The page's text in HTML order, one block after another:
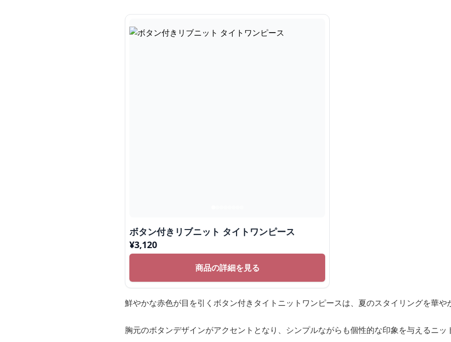
ボタン付きリブニット タイトワンピース
¥3,120
商品の詳細を見る
鮮やかな赤色が目を引くボタン付きタイトニットワンピースは、夏のスタイリングを華や
胸元のボタンデザインがアクセントとなり、シンプルながらも個性的な印象を与えるニッ